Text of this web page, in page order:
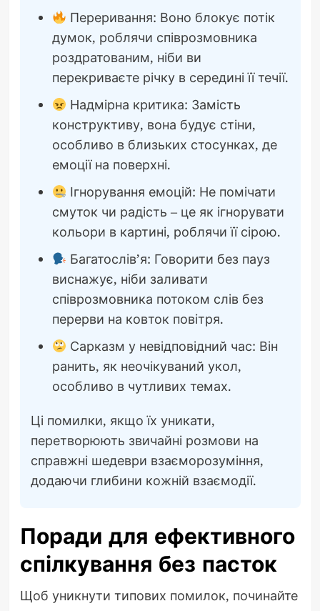
Переривання: Воно блокує потік
думок, роблячи співрозмовника
роздратованим, ніби ви
перекриваєте річку в середині її течії.
Надмірна критика: Замість
конструктиву, вона будує стіни,
особливо в близьких стосунках, де
емоції на поверхні.
Ігнорування емоцій: Не помічати
смуток чи радість – це як ігнорувати
кольори в картині, роблячи її сірою.
Багатослів’я: Говорити без пауз
виснажує, ніби заливати
співрозмовника потоком слів без
перерви на ковток повітря.
Сарказм у невідповідний час: Він
ранить, як неочікуваний укол,
особливо в чутливих темах.
Ці помилки, якщо їх уникати,
перетворюють звичайні розмови на
справжні шедеври взаєморозуміння,
додаючи глибини кожній взаємодії.
Поради для ефективного
спілкування без пасток
Щоб уникнути типових помилок, починайте